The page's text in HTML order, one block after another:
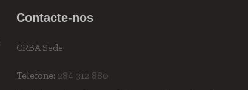
Contacte-nos
CRBA Sede
Telefone: 284 312 880